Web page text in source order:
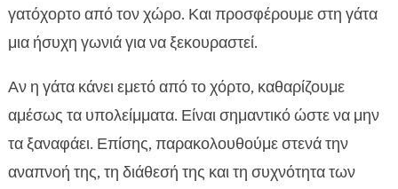
γατόχορτο από τον χώρο. Και προσφέρουμε στη γάτα
μια ήσυχη γωνιά για να ξεκουραστεί.
Αν η γάτα κάνει εμετό από το χόρτο, καθαρίζουμε
αμέσως τα υπολείμματα. Είναι σημαντικό ώστε να μην
τα ξαναφάει. Επίσης, παρακολουθούμε στενά την
αναπνοή της, τη διάθεσή της και τη συχνότητα των